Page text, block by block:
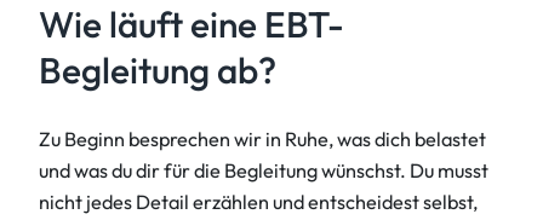
Wie läuft eine EBT-
Begleitung ab?
Zu Beginn besprechen wir in Ruhe, was dich belastet
und was du dir für die Begleitung wünschst. Du musst
nicht jedes Detail erzählen und entscheidest selbst,